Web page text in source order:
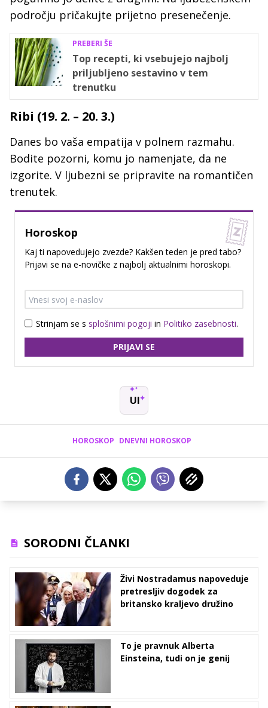
področju pričakujte prijetno presenečenje.
PREBERI ŠE
Top recepti, ki vsebujejo najbolj
priljubljeno sestavino v tem
trenutku
Ribi (19. 2. – 20. 3.)
Danes bo vaša empatija v polnem razmahu.
Bodite pozorni, komu jo namenjate, da ne
izgorite. V ljubezni se pripravite na romantičen
trenutek.
Horoskop
Kaj ti napovedujejo zvezde? Kakšen teden je pred tabo?
Prijavi se na e-novičke z najbolj aktualnimi horoskopi.
Strinjam se s splošnimi pogoji in Politiko zasebnosti.
PRIJAVI SE
UI
HOROSKOP DNEVNI HOROSKOP
SORODNI ČLANKI
Živi Nostradamus napoveduje
pretresljiv dogodek za
britansko kraljevo družino
To je pravnuk Alberta
Einsteina, tudi on je genij